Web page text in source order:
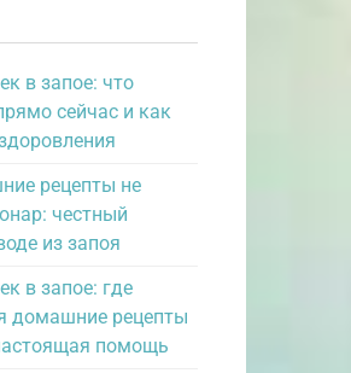
в запое: что
сейчас и как
рецепты не
честный
из запоя
в запое: где
домашние рецепты
помощь